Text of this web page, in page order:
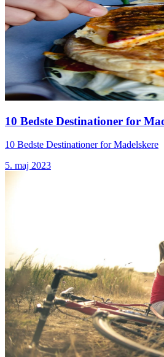
10 Bedste Destinationer for
10 Bedste Destinationer for Madelskere
5. maj 2023